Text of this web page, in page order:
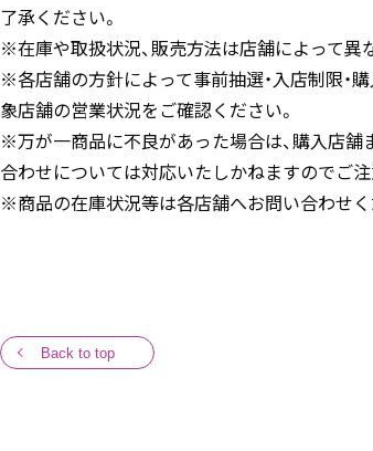
了承ください。
※在庫や取扱状況、販売方法は店舗によって異
※各店舗の方針によって事前抽選・入店制限・
象店舗の営業状況をご確認ください。
※万が一商品に不良があった場合は、購入店
合わせについては対応いたしかねますのでご注
※商品の在庫状況等は各店舗へお問い合わせく
Back to top